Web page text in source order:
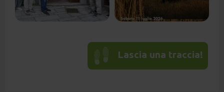
Lascia una traccia!